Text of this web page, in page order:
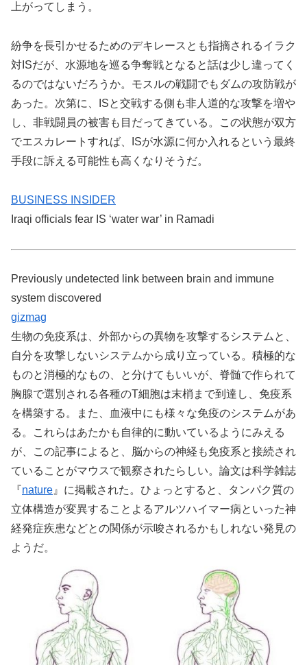
上がってしまう。
紛争を長引かせるためのデキレースとも指摘されるイラク
対ISだが、水源地を巡る争奪戦となると話は少し違ってく
るのではないだろうか。モスルの戦闘でもダムの攻防戦が
あった。次第に、ISと交戦する側も非人道的な攻撃を増や
し、非戦闘員の被害も目だってきている。この状態が双方
でエスカレートすれば、ISが水源に何か入れるという最終
手段に訴える可能性も高くなりそうだ。
BUSINESS INSIDER
Iraqi officials fear IS ‘water war’ in Ramadi
Previously undetected link between brain and immune
system discovered
gizmag
生物の免疫系は、外部からの異物を攻撃するシステムと、
自分を攻撃しないシステムから成り立っている。積極的な
ものと消極的なもの、と分けてもいいが、脊髄で作られて
胸腺で選別される各種のT細胞は末梢まで到達し、免疫系
を構築する。また、血液中にも様々な免疫のシステムがあ
る。これらはあたかも自律的に動いているようにみえる
が、この記事によると、脳からの神経も免疫系と接続され
ていることがマウスで観察されたらしい。論文は科学雑誌
『 nature』に掲載された。ひょっとすると、タンパク質の
立体構造が変異することよるアルツハイマー病といった神
経発症疾患などとの関係が示唆されるかもしれない発見の
ようだ。